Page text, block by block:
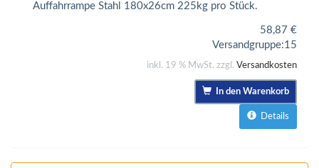
Auffahrrampe Stahl 180x26cm 225kg pro Stück.
58,87 €
Versandgruppe:15
inkl. 19 % MwSt. zzgl. Versandkosten
In den Warenkorb
Details